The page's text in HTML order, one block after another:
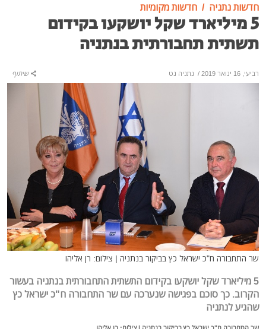
חדשות נתניה חדשות מקומיות
5 מיליארד שקל יושקעו בקידום
תשתית תחבורתית בנתניה
רביעי, 16 ינואר 2019 / נתניה נט שיתוף
שר התחבורה ח"כ ישראל כץ בביקור בנתניה | צילום: רן אליהו
5 מיליארד שקל יושקעו בקידום התשתית התחבורתית בנתניה בעשור
הקרוב. כך סוכם בפגישה שנערכה עם שר התחבורה ח"כ ישראל כץ
שהגיע לנתניה